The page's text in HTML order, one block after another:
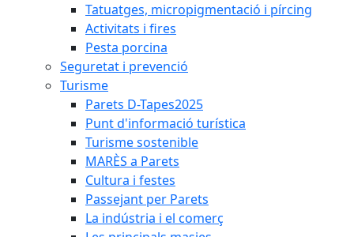
Tatuatges, micropigmentació i pírcing
Activitats i fires
Pesta porcina
Seguretat i prevenció
Turisme
Parets D-Tapes2025
Punt d'informació turística
Turisme sostenible
MARÈS a Parets
Cultura i festes
Passejant per Parets
La indústria i el comerç